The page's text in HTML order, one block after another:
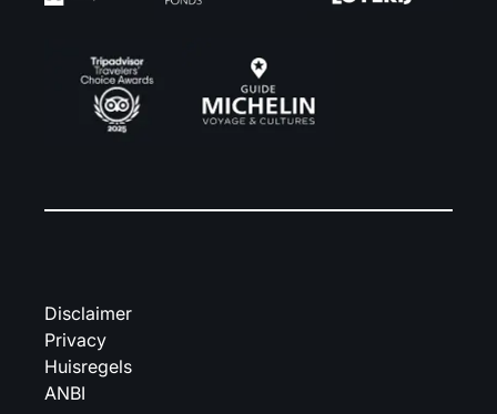
Disclaimer
Privacy
Huisregels
ANBI